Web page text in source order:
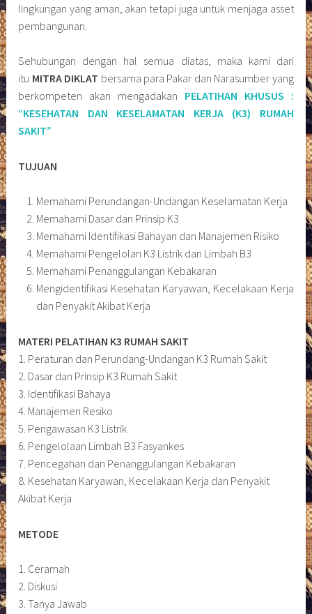
lingkungan yang aman, akan tetapi juga untuk menjaga asset
pembangunan.
Sehubungan dengan hal semua diatas, maka kami dari
itu MITRA DIKLAT bersama para Pakar dan Narasumber yang
berkompeten akan mengadakan PELATIHAN KHUSUS :
“KESEHATAN DAN KESELAMATAN KERJA (K3) RUMAH
SAKIT”
TUJUAN
Memahami Perundangan-Undangan Keselamatan Kerja
Memahami Dasar dan Prinsip K3
Memahami Identifikasi Bahayan dan Manajemen Risiko
Memahami Pengelolan K3 Listrik dan Limbah B3
Memahami Penanggulangan Kebakaran
Mengidentifikasi Kesehatan Karyawan, Kecelakaan Kerja
dan Penyakit Akibat Kerja
MATERI PELATIHAN K3 RUMAH SAKIT
1. Peraturan dan Perundang-Undangan K3 Rumah Sakit
2. Dasar dan Prinsip K3 Rumah Sakit
3. Identifikasi Bahaya
4. Manajemen Resiko
5. Pengawasan K3 Listrik
6. Pengelolaan Limbah B3 Fasyankes
7. Pencegahan dan Penanggulangan Kebakaran
8. Kesehatan Karyawan, Kecelakaan Kerja dan Penyakit
Akibat Kerja
METODE
1. Ceramah
2. Diskusi
3. Tanya Jawab